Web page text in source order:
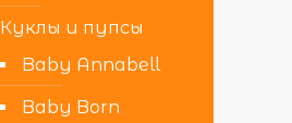
Куклы и пупсы
Baby Annabell
Baby Born